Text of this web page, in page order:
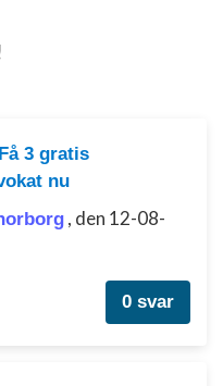
3 gratis
nu
, den 12-08-
0 svar